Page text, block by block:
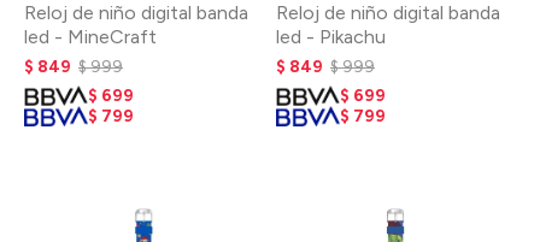
Reloj de niño digital banda
led - MineCraft
$ 849 $999
$ 699
$ 799
Reloj de niño digital banda
led - Pikachu
$ 849 $999
$ 699
$ 799